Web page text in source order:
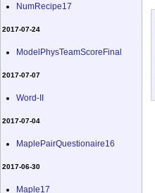
NumRecipe17
2017-07-24
ModelPhysTeamScoreFinal
2017-07-07
Word-II
2017-07-04
MaplePairQuestionaire16
2017-06-30
Maple17